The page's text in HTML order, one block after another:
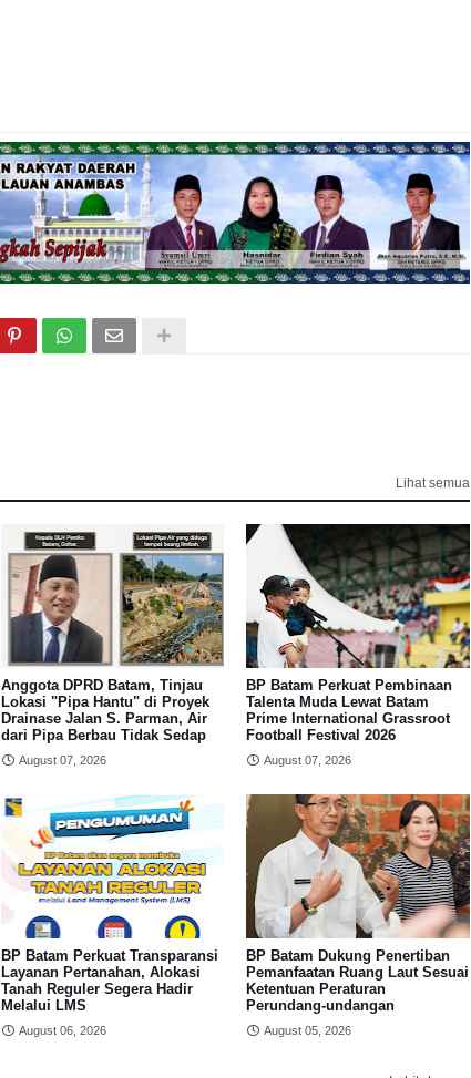
Lihat semua
Anggota DPRD Batam, Tinjau
Lokasi "Pipa Hantu" di Proyek
Drainase Jalan S. Parman, Air
dari Pipa Berbau Tidak Sedap
August 07, 2026
BP Batam Perkuat Pembinaan
Talenta Muda Lewat Batam
Prime International Grassroot
Football Festival 2026
August 07, 2026
BP Batam Perkuat Transparansi
Layanan Pertanahan, Alokasi
Tanah Reguler Segera Hadir
Melalui LMS
August 06, 2026
BP Batam Dukung Penertiban
Pemanfaatan Ruang Laut Sesuai
Ketentuan Peraturan
Perundang-undangan
August 05, 2026